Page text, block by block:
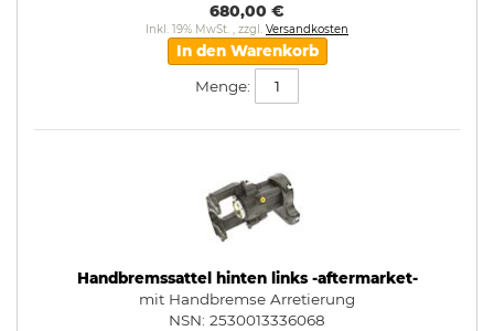
680,00 €
Inkl. 19% MwSt. , zzgl. Versandkosten
In den Warenkorb
Menge:
Handbremssattel hinten links -aftermarket-
mit Handbremse Arretierung
NSN: 2530013336068